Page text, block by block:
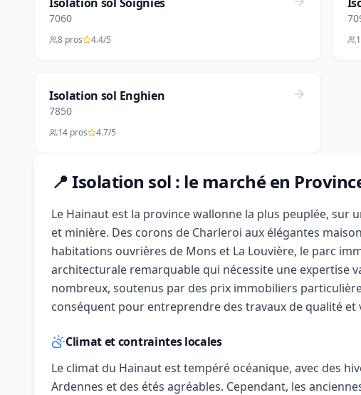
7060
8 pros 4.4/5
Isolation sol Enghien
7850
14 pros 4.7/5
📍 Isolation sol : le marché en
Le Hainaut est la province wallonne la plus peuplée,
et minière. Des corons de Charleroi aux élégantes
habitations ouvrières de Mons et La Louvière, le parc
architecturale remarquable qui nécessite une expertise
nombreux, soutenus par des prix immobiliers
conséquent pour entreprendre des travaux de qualité
Climat et contraintes locales
Le climat du Hainaut est tempéré océanique, avec des
Ardennes et des étés agréables. Cependant, les